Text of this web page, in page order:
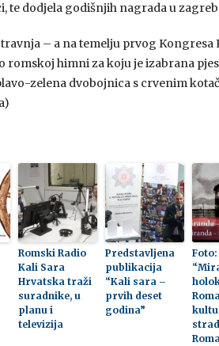
te dodjela godišnjih nagrada u
travnja – a na temelju prvog
romskoj himni za koju je izabrana
zelena dvobojnica s crvenim
Romski Radio
Kali Sara
Hrvatska traži
suradnike, u
planu i
televizija
Predstavljena
publikacija
“Kali sara –
prvih deset
godina”